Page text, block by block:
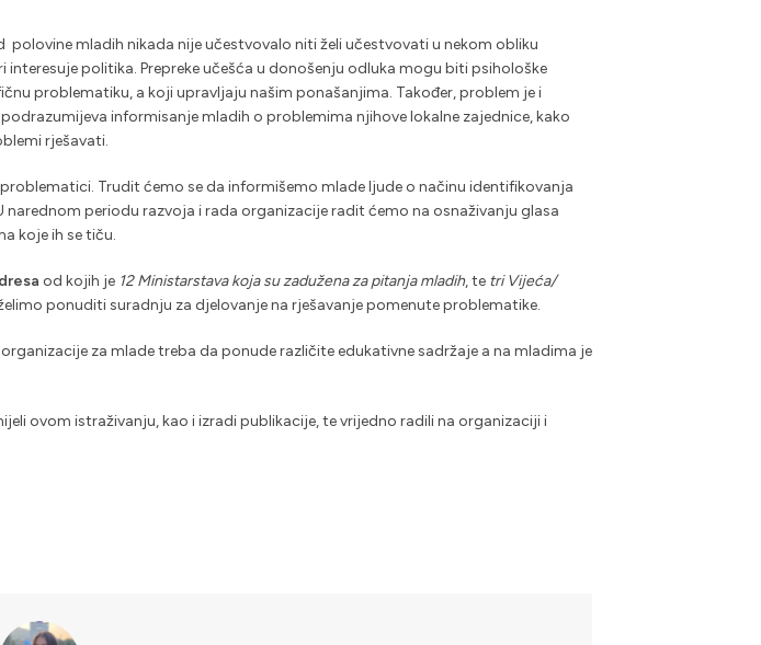
mladih nikada nije učestvovalo niti želi učestvovati u nekom obliku
interesuje politika. Prepreke učešća u donošenju odluka mogu biti psihološke
problematiku, a koji upravljaju našim ponašanjima. Također, problem je i
informisanje mladih o problemima njihove lokalne zajednice, kako
rješavati.
Trudit ćemo se da informišemo mlade ljude o načinu identifikovanja
periodu razvoja i rada organizacije radit ćemo na osnaživanju glasa
koje ih se tiču.
od kojih je 12 Ministarstava koja su zadužena za pitanja mladih, te tri Vijeća/
ponuditi suradnju za djelovanje na rješavanje pomenute problematike.
za mladetreba da ponude različite edukativne sadržaje a na mladima je
ovom istraživanju, kao i izradi publikacije, te vrijedno radili na organizaciji i